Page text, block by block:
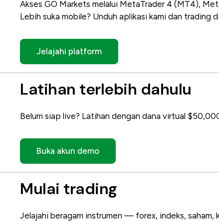
Akses GO Markets melalui MetaTrader 4 (MT4),
Lebih suka mobile? Unduh aplikasi kami dan trading
Jelajahi platform
Latihan terlebih dahulu
Belum siap live? Latihan dengan dana virtual
Buka akun demo
Mulai trading
Jelajahi beragam instrumen — forex, indeks, saham,